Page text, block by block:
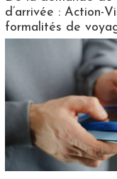
d’arrivée : Action-
formalités de